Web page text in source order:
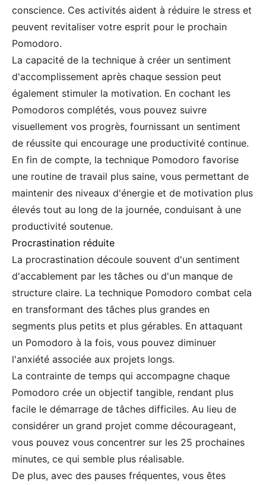
conscience. Ces activités aident à réduire le stress et
peuvent revitaliser votre esprit pour le prochain
Pomodoro.
La capacité de la technique à créer un sentiment
d'accomplissement après chaque session peut
également stimuler la motivation. En cochant les
Pomodoros complétés, vous pouvez suivre
visuellement vos progrès, fournissant un sentiment
de réussite qui encourage une productivité continue.
En fin de compte, la technique Pomodoro favorise
une routine de travail plus saine, vous permettant de
maintenir des niveaux d'énergie et de motivation plus
élevés tout au long de la journée, conduisant à une
productivité soutenue.
Procrastination réduite
La procrastination découle souvent d'un sentiment
d'accablement par les tâches ou d'un manque de
structure claire. La technique Pomodoro combat cela
en transformant des tâches plus grandes en
segments plus petits et plus gérables. En attaquant
un Pomodoro à la fois, vous pouvez diminuer
l'anxiété associée aux projets longs.
La contrainte de temps qui accompagne chaque
Pomodoro crée un objectif tangible, rendant plus
facile le démarrage de tâches difficiles. Au lieu de
considérer un grand projet comme décourageant,
vous pouvez vous concentrer sur les 25 prochaines
minutes, ce qui semble plus réalisable.
De plus, avec des pauses fréquentes, vous êtes